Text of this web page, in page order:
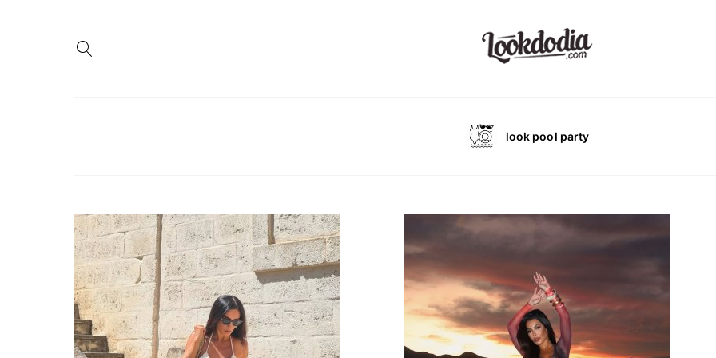
look pool party